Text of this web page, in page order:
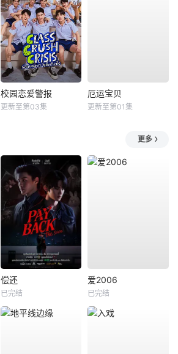
校园恋爱警报
更新至第03集
厄运宝贝
更新至第01集
更多
偿还
已完结
爱2006
已完结